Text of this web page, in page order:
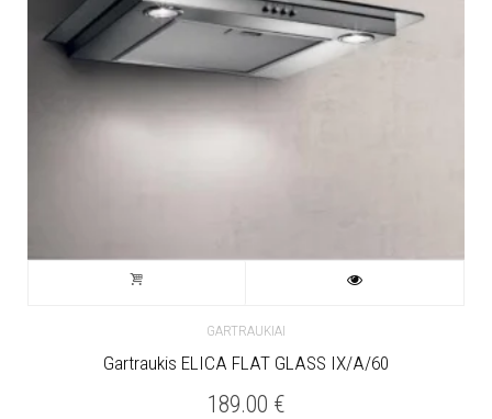
GARTRAUKIAI
Gartraukis ELICA FLAT GLASS IX/A/60
189.00 €